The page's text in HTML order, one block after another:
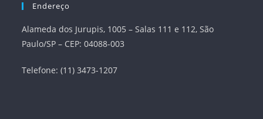
Endereço
Alameda dos Jurupis, 1005 – Salas 111 e 112, São
Paulo/SP – CEP: 04088-003
Telefone: (11) 3473-1207